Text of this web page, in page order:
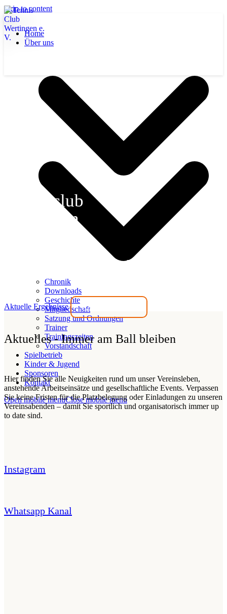
Skip to content
Home
Über uns
Chronik
Downloads
Geschichte
Mitgliedschaft
Satzung und Ordnungen
Trainer
Trainingszeiten
Vorstandschaft
Spielbetrieb
Kinder & Jugend
Sponsoren
Kontakt
Open mobile menuClose mobile menu
Tennisclub
Wertingen
Wir stehen für Gemeinschaft!
Aktuelle Ergebnisse Unseren Verein
Aktuelles - Immer am Ball bleiben
Hier finden Sie alle Neuigkeiten rund um unser Vereinsleben,
anstehende Arbeitseinsätze und gesellschaftliche Events. Verpassen
Sie keine Fristen für die Platzbelegung oder Einladungen zu unseren
Vereinsabenden – damit Sie sportlich und organisatorisch immer up
to date sind.
Instagram
Whatsapp Kanal